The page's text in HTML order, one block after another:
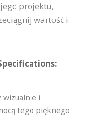
projektu,
wartość i
wizualnie i
tego pięknego